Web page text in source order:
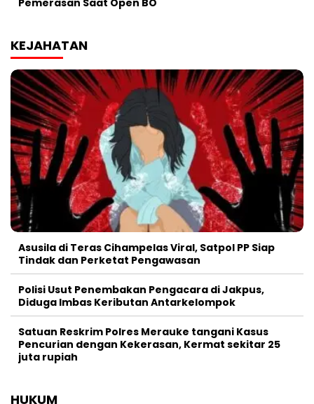
KEJAHATAN
Asusila di Teras Cihampelas Viral, Satpol PP Siap
Tindak dan Perketat Pengawasan
Polisi Usut Penembakan Pengacara di Jakpus,
Diduga Imbas Keributan Antarkelompok
Satuan Reskrim Polres Merauke tangani Kasus
Pencurian dengan Kekerasan, Kermat sekitar 25
juta rupiah
HUKUM